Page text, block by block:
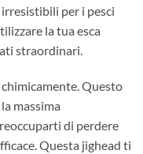
per i pesci
la tua esca
straordinari.
Questo
massima
di perdere
Questa jighead ti